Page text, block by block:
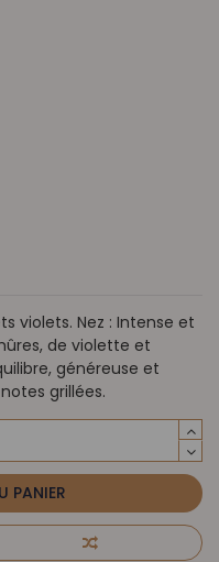
violets. Nez : Intense et
de violette et
généreuse et
grillées.
PANIER